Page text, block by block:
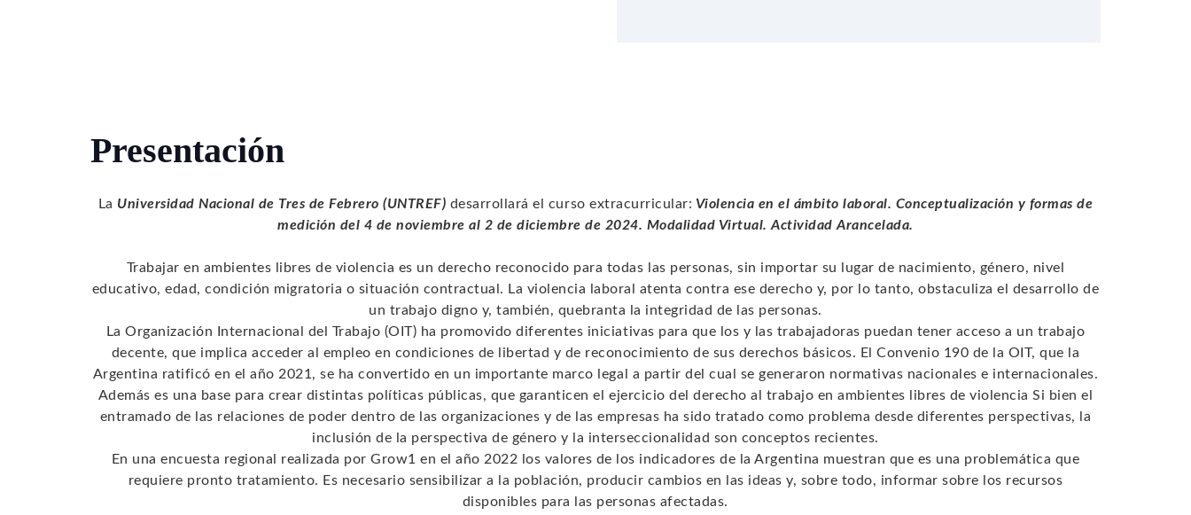
Presentación
La Universidad Nacional de Tres de Febrero (UNTREF) desarrollará el curso extracurricular: Violencia en el ámbito laboral. Conceptualización y formas de
medición del 4 de noviembre al 2 de diciembre de 2024. Modalidad Virtual. Actividad Arancelada.
Trabajar en ambientes libres de violencia es un derecho reconocido para todas las personas, sin importar su lugar de nacimiento, género, nivel
educativo, edad, condición migratoria o situación contractual. La violencia laboral atenta contra ese derecho y, por lo tanto, obstaculiza el desarrollo de
un trabajo digno y, también, quebranta la integridad de las personas.
La Organización Internacional del Trabajo (OIT) ha promovido diferentes iniciativas para que los y las trabajadoras puedan tener acceso a un trabajo
decente, que implica acceder al empleo en condiciones de libertad y de reconocimiento de sus derechos básicos. El Convenio 190 de la OIT, que la
Argentina ratificó en el año 2021, se ha convertido en un importante marco legal a partir del cual se generaron normativas nacionales e internacionales.
Además es una base para crear distintas políticas públicas, que garanticen el ejercicio del derecho al trabajo en ambientes libres de violencia Si bien el
entramado de las relaciones de poder dentro de las organizaciones y de las empresas ha sido tratado como problema desde diferentes perspectivas, la
inclusión de la perspectiva de género y la interseccionalidad son conceptos recientes.
En una encuesta regional realizada por Grow1 en el año 2022 los valores de los indicadores de la Argentina muestran que es una problemática que
requiere pronto tratamiento. Es necesario sensibilizar a la población, producir cambios en las ideas y, sobre todo, informar sobre los recursos
disponibles para las personas afectadas.